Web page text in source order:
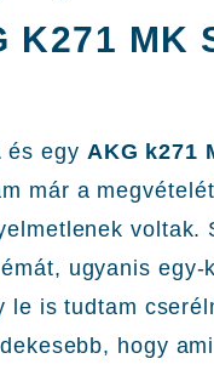
K271 MK
és egy AKG k271
már a
voltak.
ugyanis egy-
is tudtam
hogy